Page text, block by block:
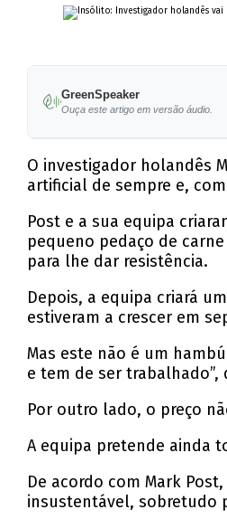
GreenSpeaker
Ouça este artigo em versão áudio.
O investigador holandês
artificial de sempre e,
Post e a sua equipa
pequeno pedaço de
para lhe dar resistência.
Depois, a equipa criará
estiveram a crescer em
Mas este não é um
e tem de ser
Por outro lado, o preço
A equipa pretende ainda
De acordo com Mark
insustentável, sobretudo